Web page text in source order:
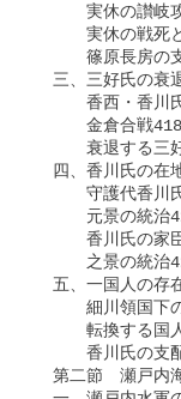
実休の讃岐攻
実休の戦死と
篠原長房の支
三、三好氏の衰
香西・香川氏
金倉合戦418
衰退する三好
四、香川氏の在
守護代香川氏
元景の統治
香川氏の家臣
之景の統治
五、一国人の存
細川領国下の
転換する国
香川氏の支配
第二節　瀬戸内